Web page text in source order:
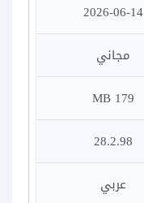
2026-06-14
مجاني
179 MB
28.2.98
عربي